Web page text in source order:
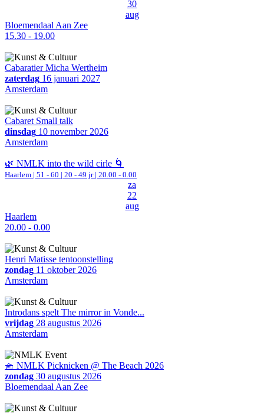
30
aug
Bloemendaal Aan Zee
15.30 - 19.00
Cabaratier Micha Wertheim
zaterdag 16 januari 2027
Amsterdam
Cabaret Small talk
dinsdag 10 november 2026
Amsterdam
🌿 NMLK into the wild cirle 🌀
Haarlem | 51 - 60 | 20 - 49 jr | 20.00 - 0.00
za
22
aug
Haarlem
20.00 - 0.00
Henri Matisse tentoonstelling
zondag 11 oktober 2026
Amsterdam
Introdans spelt The mirror in Vonde...
vrijdag 28 augustus 2026
Amsterdam
🧺 NMLK Picknicken @ The Beach 2026
zondag 30 augustus 2026
Bloemendaal Aan Zee